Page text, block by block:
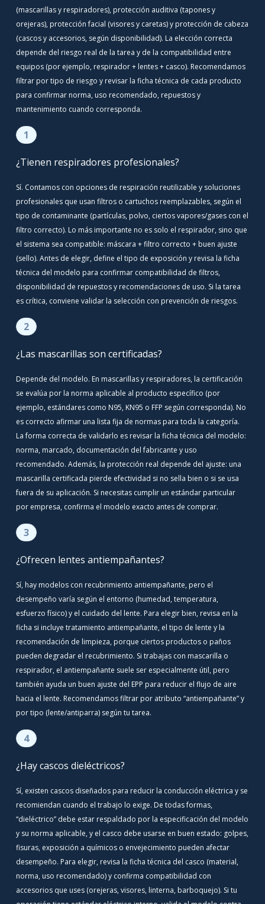
(mascarillas y respiradores), protección auditiva (tapones y
orejeras), protección facial (visores y caretas) y protección de cabeza
(cascos y accesorios, según disponibilidad). La elección correcta
depende del riesgo real de la tarea y de la compatibilidad entre
equipos (por ejemplo, respirador + lentes + casco). Recomendamos
filtrar por tipo de riesgo y revisar la ficha técnica de cada producto
para confirmar norma, uso recomendado, repuestos y
mantenimiento cuando corresponda.
1
¿Tienen respiradores profesionales?
Sí. Contamos con opciones de respiración reutilizable y soluciones
profesionales que usan filtros o cartuchos reemplazables, según el
tipo de contaminante (partículas, polvo, ciertos vapores/gases con el
filtro correcto). Lo más importante no es solo el respirador, sino que
el sistema sea compatible: máscara + filtro correcto + buen ajuste
(sello). Antes de elegir, define el tipo de exposición y revisa la ficha
técnica del modelo para confirmar compatibilidad de filtros,
disponibilidad de repuestos y recomendaciones de uso. Si la tarea
es crítica, conviene validar la selección con prevención de riesgos.
2
¿Las mascarillas son certificadas?
Depende del modelo. En mascarillas y respiradores, la certificación
se evalúa por la norma aplicable al producto específico (por
ejemplo, estándares como N95, KN95 o FFP según corresponda). No
es correcto afirmar una lista fija de normas para toda la categoría.
La forma correcta de validarlo es revisar la ficha técnica del modelo:
norma, marcado, documentación del fabricante y uso
recomendado. Además, la protección real depende del ajuste: una
mascarilla certificada pierde efectividad si no sella bien o si se usa
fuera de su aplicación. Si necesitas cumplir un estándar particular
por empresa, confirma el modelo exacto antes de comprar.
3
¿Ofrecen lentes antiempañantes?
Sí, hay modelos con recubrimiento antiempañante, pero el
desempeño varía según el entorno (humedad, temperatura,
esfuerzo físico) y el cuidado del lente. Para elegir bien, revisa en la
ficha si incluye tratamiento antiempañante, el tipo de lente y la
recomendación de limpieza, porque ciertos productos o paños
pueden degradar el recubrimiento. Si trabajas con mascarilla o
respirador, el antiempañante suele ser especialmente útil, pero
también ayuda un buen ajuste del EPP para reducir el flujo de aire
hacia el lente. Recomendamos filtrar por atributo “antiempañante” y
por tipo (lente/antiparra) según tu tarea.
4
¿Hay cascos dieléctricos?
Sí, existen cascos diseñados para reducir la conducción eléctrica y se
recomiendan cuando el trabajo lo exige. De todas formas,
“dieléctrico” debe estar respaldado por la especificación del modelo
y su norma aplicable, y el casco debe usarse en buen estado: golpes,
fisuras, exposición a químicos o envejecimiento pueden afectar
desempeño. Para elegir, revisa la ficha técnica del casco (material,
norma, uso recomendado) y confirma compatibilidad con
accesorios que uses (orejeras, visores, linterna, barboquejo). Si tu